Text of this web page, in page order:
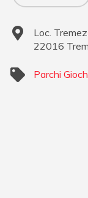
Loc.
22016
Parchi